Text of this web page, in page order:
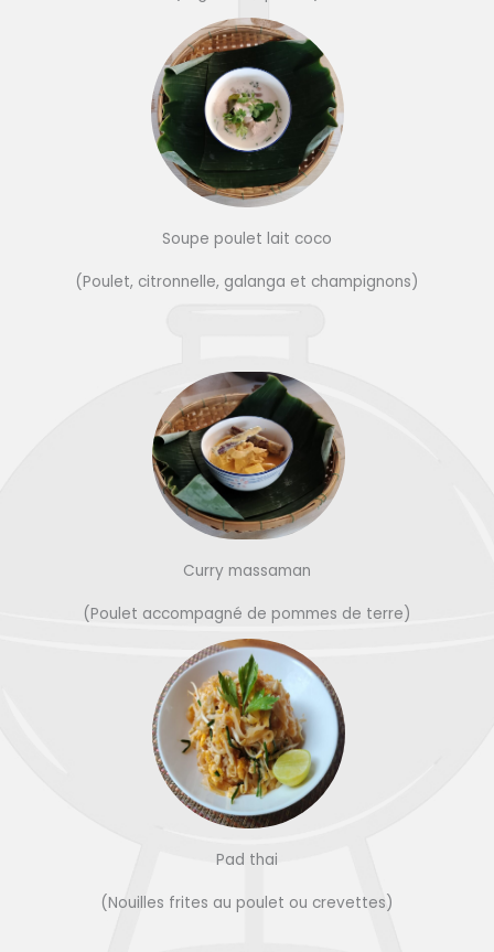
Soupe poulet lait coco
(Poulet, citronnelle, galanga et champignons)
Curry massaman
(Poulet accompagné de pommes de terre)
Pad thai
(Nouilles frites au poulet ou crevettes)